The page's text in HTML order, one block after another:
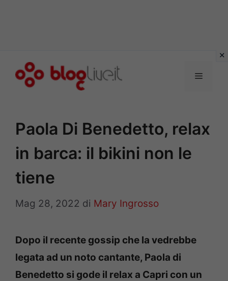
Menu
Paola Di Benedetto, relax
in barca: il bikini non le
tiene
Mag 28, 2022 di Mary Ingrosso
Dopo il recente gossip che la vedrebbe
legata ad un noto cantante, Paola di
Benedetto si gode il relax a Capri con un